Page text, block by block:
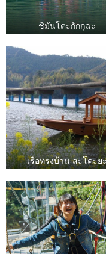
ชิมันโตะกักกุฉะ
เรือทรงบ้าน สะโคะย